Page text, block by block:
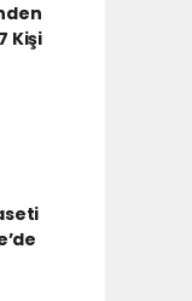
Kişi